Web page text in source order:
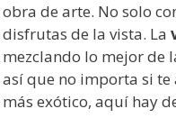
obra de arte. No solo
disfrutas de la vista. La
mezclando lo mejor de
así que no importa si
más exótico, aquí hay